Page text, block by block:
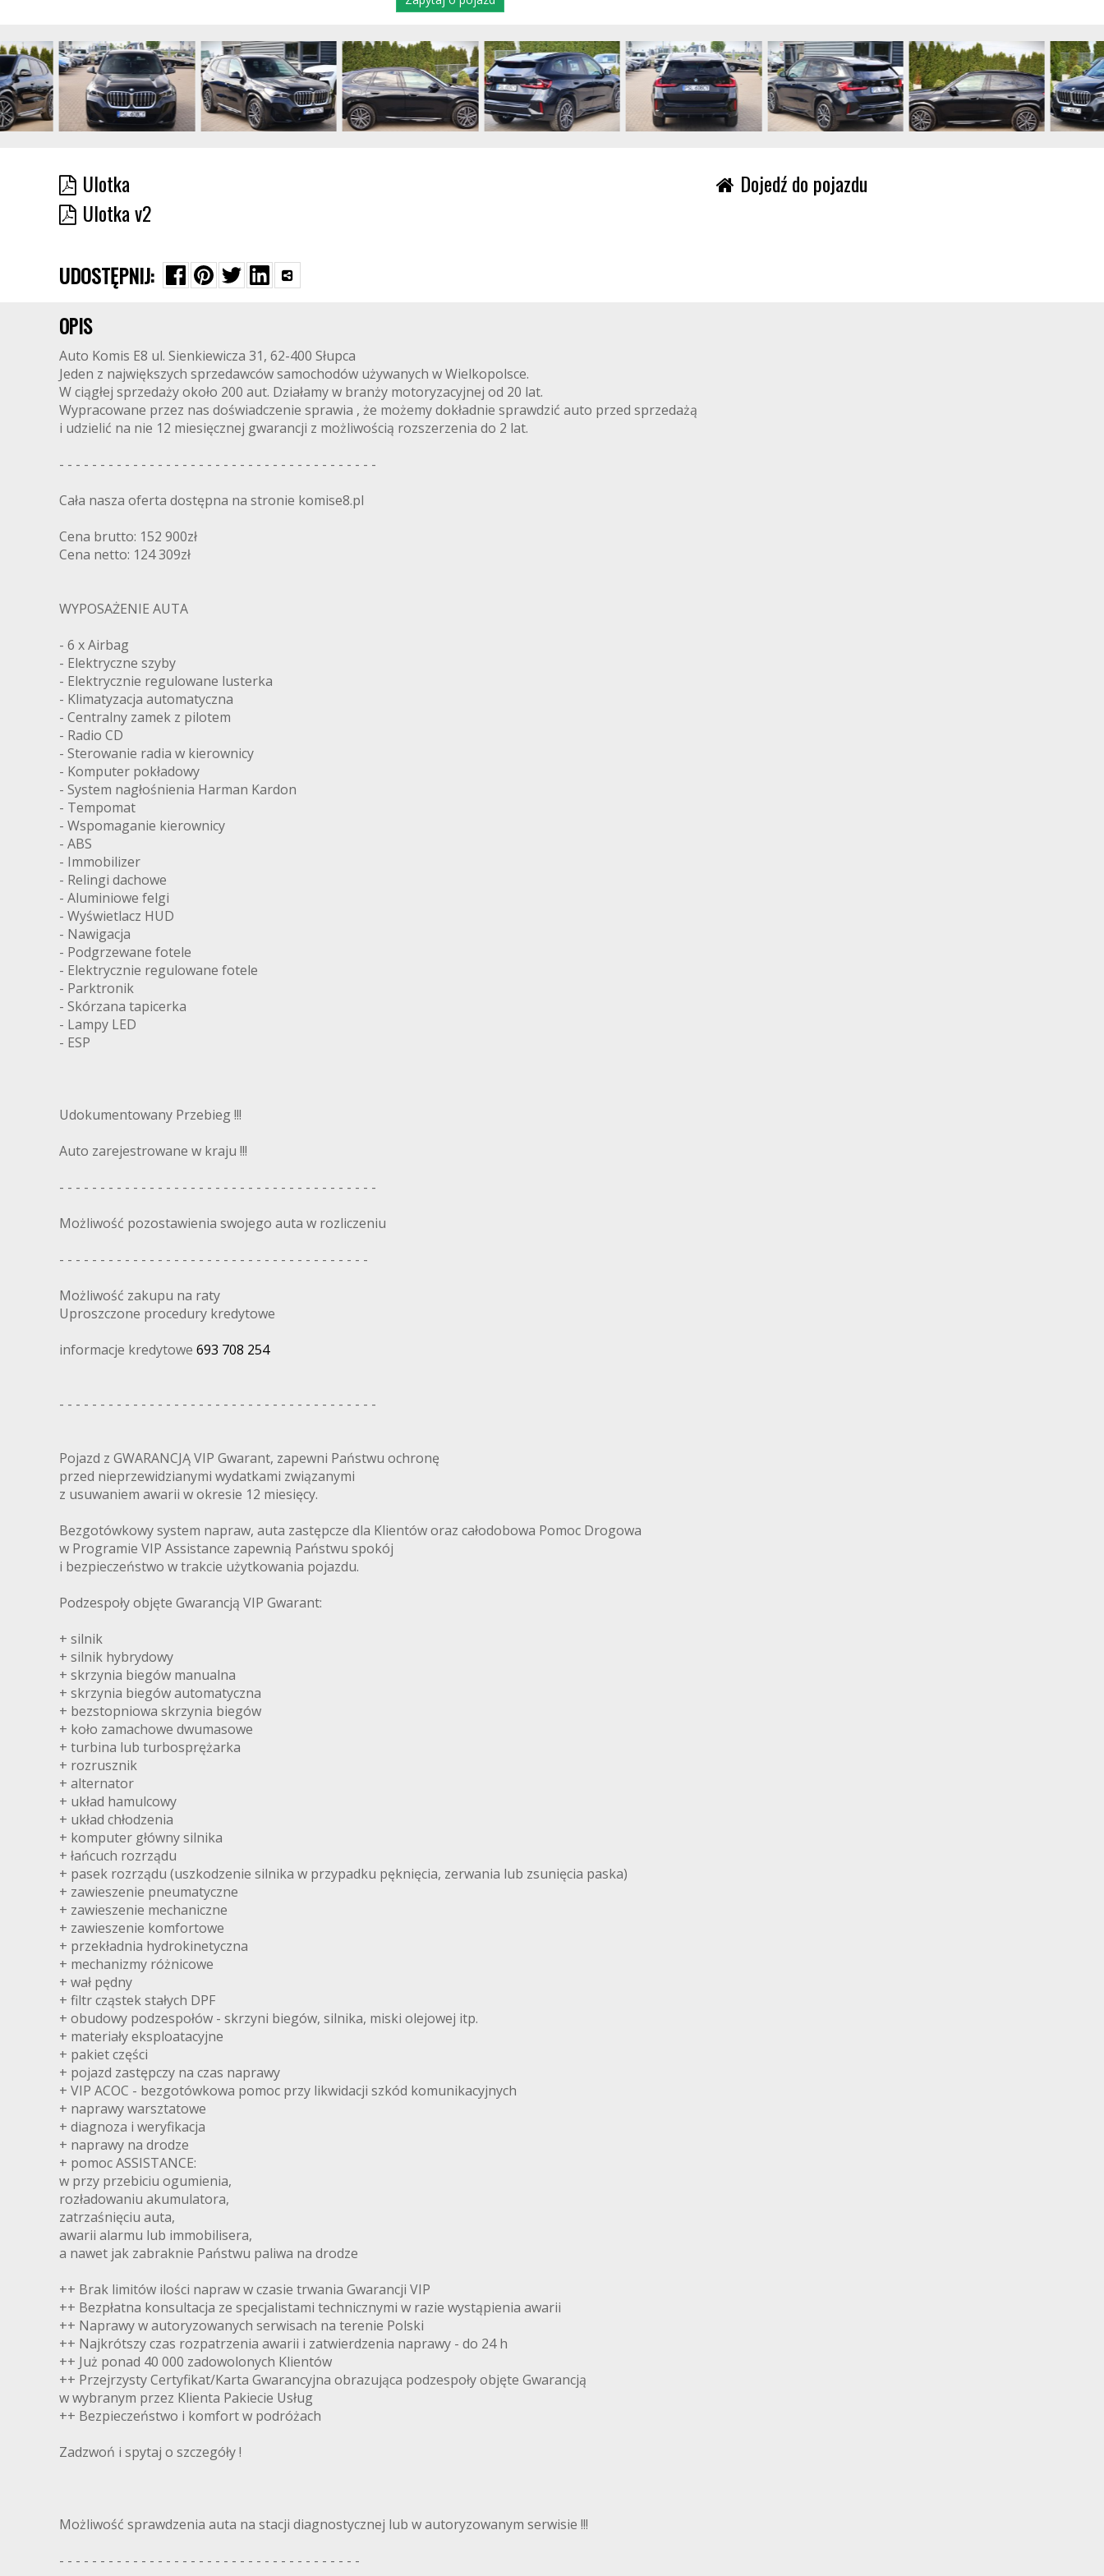
Ulotka
Ulotka v2
Dojedź do pojazdu
UDOSTĘPNIJ:
OPIS
Auto Komis E8 ul. Sienkiewicza 31, 62-400 Słupca
Jeden z największych sprzedawców samochodów używanych w Wielkopolsce.
W ciągłej sprzedaży około 200 aut. Działamy w branży motoryzacyjnej od 20 lat.
Wypracowane przez nas doświadczenie sprawia , że możemy dokładnie sprawdzić auto przed sprzedażą
i udzielić na nie 12 miesięcznej gwarancji z możliwością rozszerzenia do 2 lat.
- - - - - - - - - - - - - - - - - - - - - - - - - - - - - - - - - - - - - - -
Cała nasza oferta dostępna na stronie komise8.pl
Cena brutto: 152 900zł
Cena netto: 124 309zł
WYPOSAŻENIE AUTA
- 6 x Airbag
- Elektryczne szyby
- Elektrycznie regulowane lusterka
- Klimatyzacja automatyczna
- Centralny zamek z pilotem
- Radio CD
- Sterowanie radia w kierownicy
- Komputer pokładowy
- System nagłośnienia Harman Kardon
- Tempomat
- Wspomaganie kierownicy
- ABS
- Immobilizer
- Relingi dachowe
- Aluminiowe felgi
- Wyświetlacz HUD
- Nawigacja
- Podgrzewane fotele
- Elektrycznie regulowane fotele
- Parktronik
- Skórzana tapicerka
- Lampy LED
- ESP
Udokumentowany Przebieg !!!
Auto zarejestrowane w kraju !!!
- - - - - - - - - - - - - - - - - - - - - - - - - - - - - - - - - - - - - - -
Możliwość pozostawienia swojego auta w rozliczeniu
- - - - - - - - - - - - - - - - - - - - - - - - - - - - - - - - - - - - - -
Możliwość zakupu na raty
Uproszczone procedury kredytowe
informacje kredytowe 693 708 254
- - - - - - - - - - - - - - - - - - - - - - - - - - - - - - - - - - - - - - -
Pojazd z GWARANCJĄ VIP Gwarant, zapewni Państwu ochronę
przed nieprzewidzianymi wydatkami związanymi
z usuwaniem awarii w okresie 12 miesięcy.
Bezgotówkowy system napraw, auta zastępcze dla Klientów oraz całodobowa Pomoc Drogowa
w Programie VIP Assistance zapewnią Państwu spokój
i bezpieczeństwo w trakcie użytkowania pojazdu.
Podzespoły objęte Gwarancją VIP Gwarant:
+ silnik
+ silnik hybrydowy
+ skrzynia biegów manualna
+ skrzynia biegów automatyczna
+ bezstopniowa skrzynia biegów
+ koło zamachowe dwumasowe
+ turbina lub turbosprężarka
+ rozrusznik
+ alternator
+ układ hamulcowy
+ układ chłodzenia
+ komputer główny silnika
+ łańcuch rozrządu
+ pasek rozrządu (uszkodzenie silnika w przypadku pęknięcia, zerwania lub zsunięcia paska)
+ zawieszenie pneumatyczne
+ zawieszenie mechaniczne
+ zawieszenie komfortowe
+ przekładnia hydrokinetyczna
+ mechanizmy różnicowe
+ wał pędny
+ filtr cząstek stałych DPF
+ obudowy podzespołów - skrzyni biegów, silnika, miski olejowej itp.
+ materiały eksploatacyjne
+ pakiet części
+ pojazd zastępczy na czas naprawy
+ VIP ACOC - bezgotówkowa pomoc przy likwidacji szkód komunikacyjnych
+ naprawy warsztatowe
+ diagnoza i weryfikacja
+ naprawy na drodze
+ pomoc ASSISTANCE:
w przy przebiciu ogumienia,
rozładowaniu akumulatora,
zatrzaśnięciu auta,
awarii alarmu lub immobilisera,
a nawet jak zabraknie Państwu paliwa na drodze
++ Brak limitów ilości napraw w czasie trwania Gwarancji VIP
++ Bezpłatna konsultacja ze specjalistami technicznymi w razie wystąpienia awarii
++ Naprawy w autoryzowanych serwisach na terenie Polski
++ Najkrótszy czas rozpatrzenia awarii i zatwierdzenia naprawy - do 24 h
++ Już ponad 40 000 zadowolonych Klientów
++ Przejrzysty Certyfikat/Karta Gwarancyjna obrazująca podzespoły objęte Gwarancją
w wybranym przez Klienta Pakiecie Usług
++ Bezpieczeństwo i komfort w podróżach
Zadzwoń i spytaj o szczegóły !
Możliwość sprawdzenia auta na stacji diagnostycznej lub w autoryzowanym serwisie !!!
- - - - - - - - - - - - - - - - - - - - - - - - - - - - - - - - - - - - -